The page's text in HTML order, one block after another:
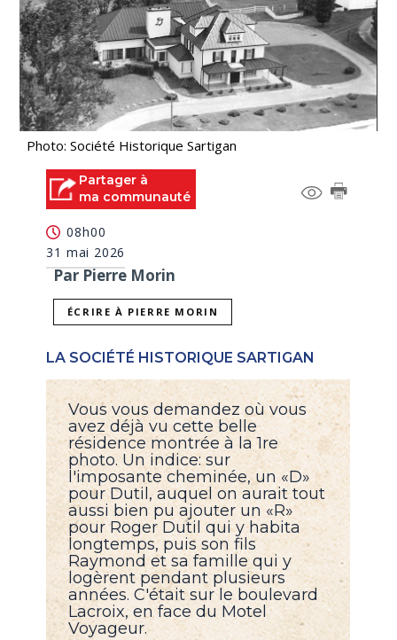
Photo: Société Historique Sartigan
Partager à
ma communauté
08h00
31 mai 2026
Par Pierre Morin
ÉCRIRE À PIERRE MORIN
LA SOCIÉTÉ HISTORIQUE SARTIGAN
Vous vous demandez où vous
avez déjà vu cette belle
résidence montrée à la 1re
photo. Un indice: sur
l'imposante cheminée, un «D»
pour Dutil, auquel on aurait tout
aussi bien pu ajouter un «R»
pour Roger Dutil qui y habita
longtemps, puis son fils
Raymond et sa famille qui y
logèrent pendant plusieurs
années. C'était sur le boulevard
Lacroix, en face du Motel
Voyageur.